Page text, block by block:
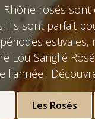
Rhône rosés sont
Ils sont parfait
estivales,
Lou Sanglié
l'année !
Les Rosés